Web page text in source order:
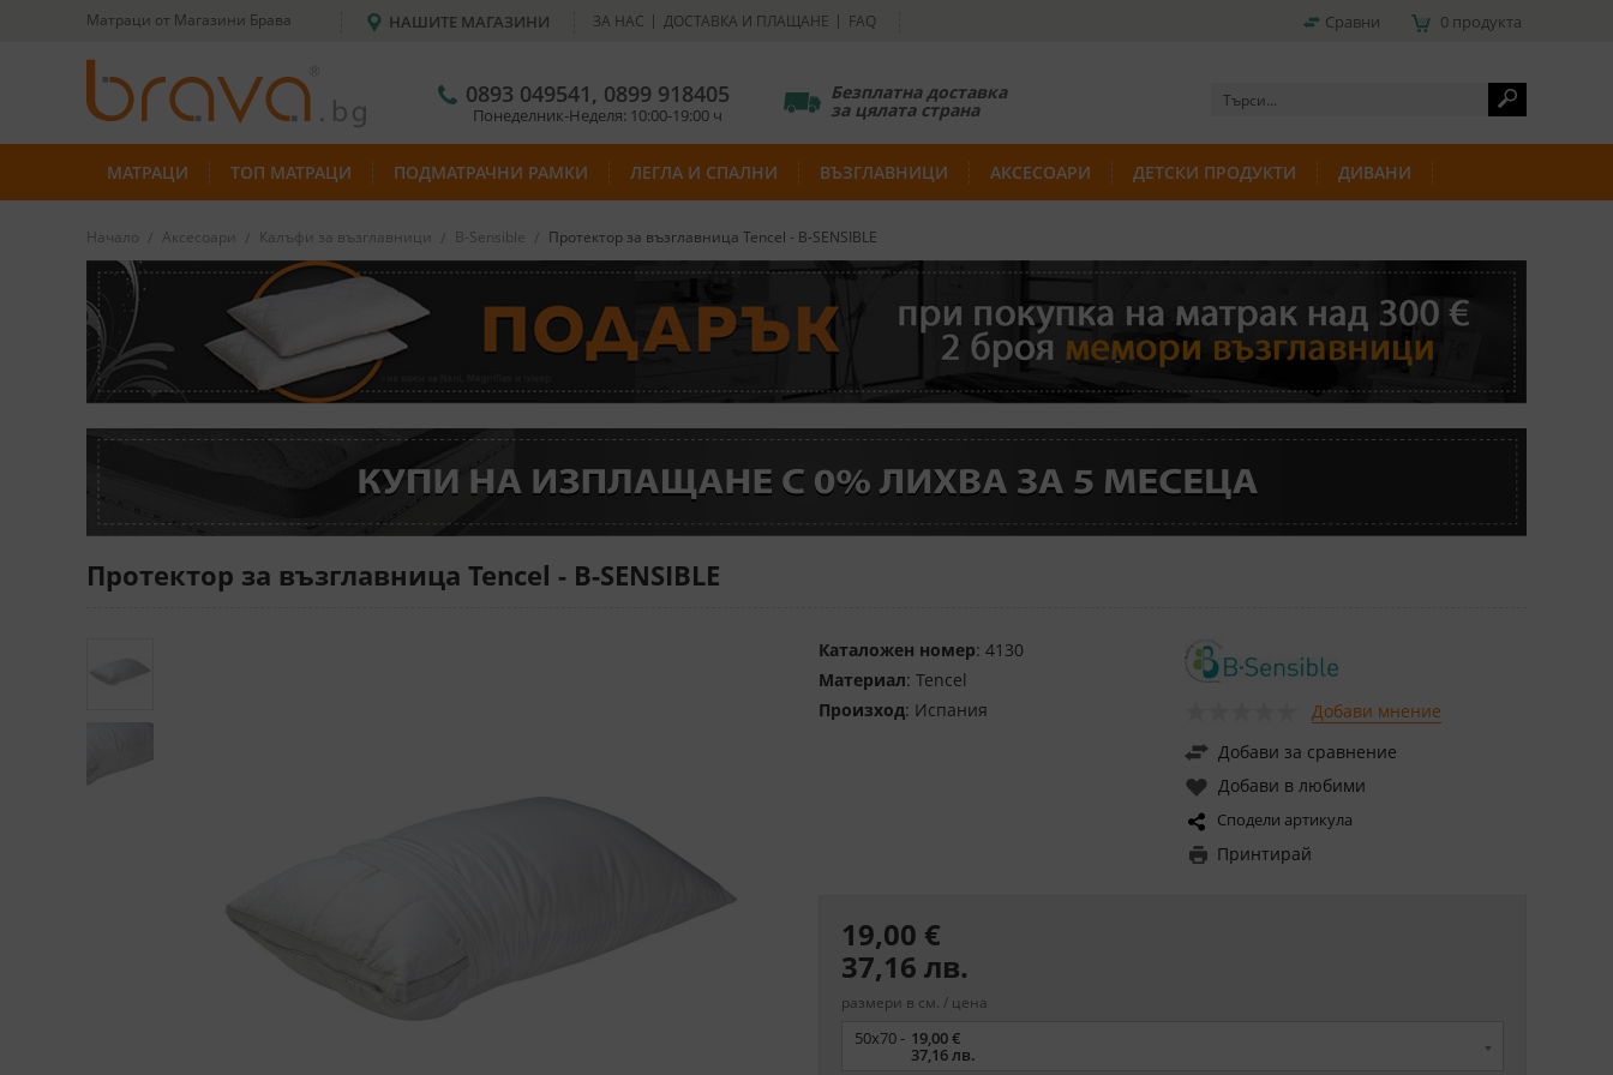
Матраци от Магазини Брава НАШИТЕ МАГАЗИНИ ЗА НАС ДОСТАВКА И ПЛАЩАНЕ FAQ Сравни 0 продукта
0893 049541, 0899 918405
Понеделник-Неделя: 10:00-19:00 ч
Безплатна доставка
за цялата страна
МАТРАЦИ ТОП МАТРАЦИ ПОДМАТРАЧНИ РАМКИ ЛЕГЛА И СПАЛНИ ВЪЗГЛАВНИЦИ АКСЕСОАРИ ДЕТСКИ ПРОДУКТИ ДИВАНИ
Начало Аксесоари Калъфи за възглавници B-Sensible Протектор за възглавница Tencel - B-SENSIBLE
Протектор за възглавница Tencel - B-SENSIBLE
Каталожен номер: 4130
Материал: Tencel
Произход: Испания
Добави мнение
Добави за сравнение
Добави в любими
Сподели артикула
Принтирай
19,00 €
37,16 лв.
размери в см. / цена
Размер
50х70 - 19,00 €
37,16 лв.